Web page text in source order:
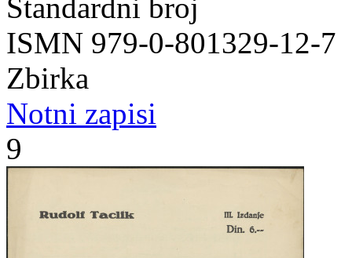
Standardni broj
ISMN 979-0-801329-12-7
Zbirka
Notni zapisi
9